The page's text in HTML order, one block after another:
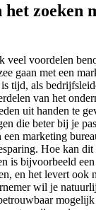
het zoeken
veel voordelen
gaan met een
tijd, als
van het
uit handen te
die beter bij je
een marketing
Hoe kan dit
is bijvoorbeeld
en het levert ook
wil je